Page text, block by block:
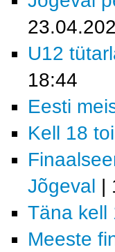
U12
18:44
Eesti
Kell 18
Jõgeval |
Täna kell
Meeste